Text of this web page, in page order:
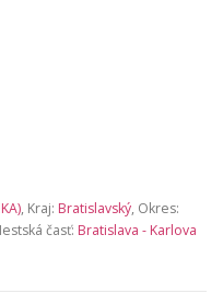
, Kraj: Bratislavský, Okres:
časť: Bratislava - Karlova